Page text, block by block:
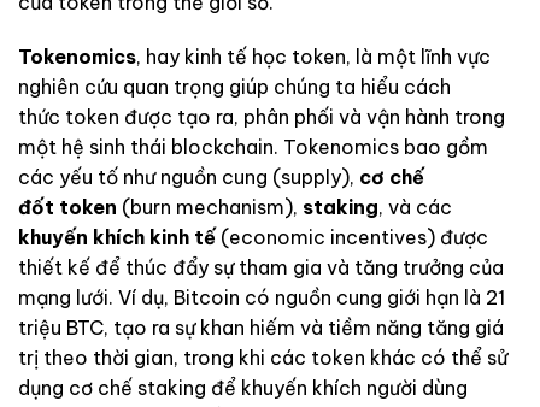
Tokenomics, hay kinh tế học token, là một lĩnh vực
nghiên cứu quan trọng giúp chúng ta hiểu cách
thức token được tạo ra, phân phối và vận hành trong
một hệ sinh thái blockchain. Tokenomics bao gồm
các yếu tố như nguồn cung (supply), cơ chế
đốt token (burn mechanism), staking, và các
khuyến khích kinh tế (economic incentives) được
thiết kế để thúc đẩy sự tham gia và tăng trưởng của
mạng lưới. Ví dụ, Bitcoin có nguồn cung giới hạn là 21
triệu BTC, tạo ra sự khan hiếm và tiềm năng tăng giá
trị theo thời gian, trong khi các token khác có thể sử
dụng cơ chế staking để khuyến khích người dùng